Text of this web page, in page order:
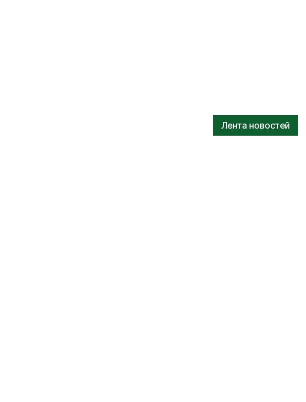
Лента новостей